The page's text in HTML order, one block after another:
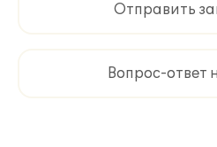
Отправить
Вопрос-ответ